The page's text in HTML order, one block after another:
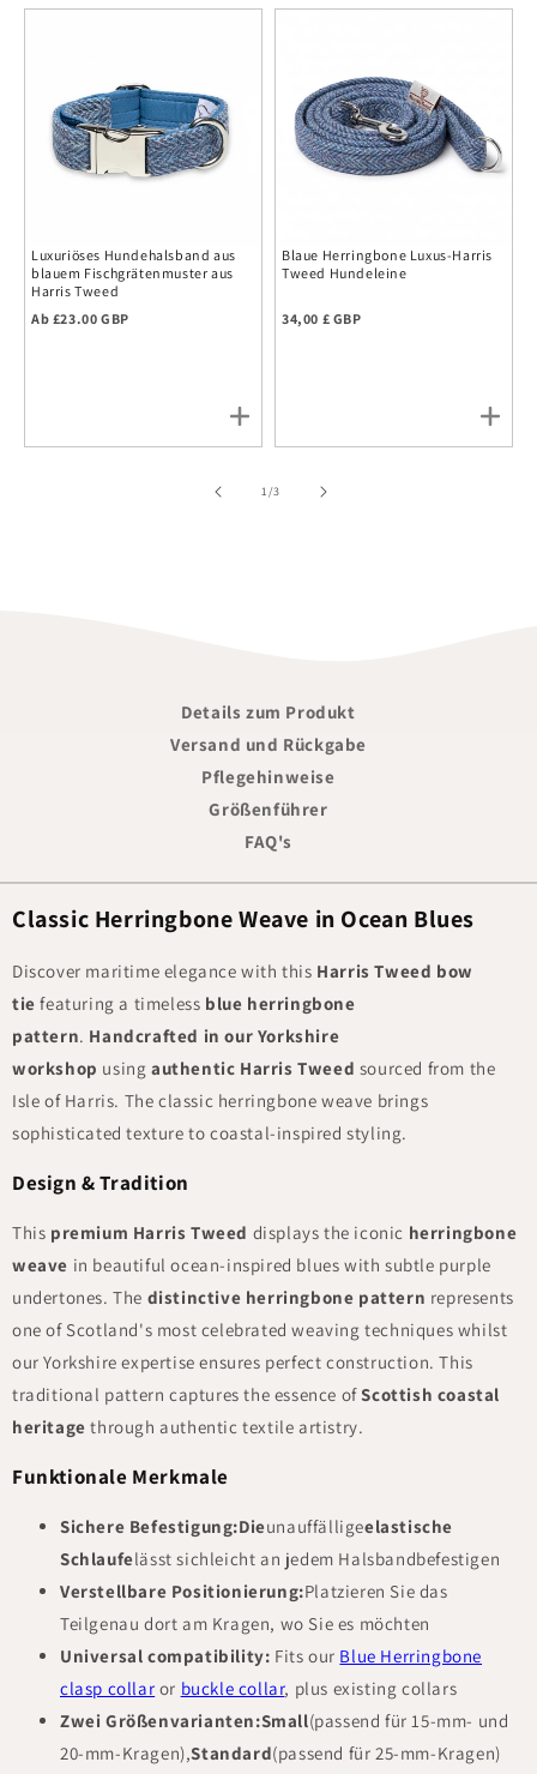
Luxuriöses Hundehalsband aus
blauem Fischgrätenmuster aus
Harris Tweed
Regulärer Preis
Ab £23.00 GBP
Blaue Herringbone Luxus-Harris
Tweed Hundeleine
Regulärer Preis
34,00 £ GBP
1/of
3
Details zum Produkt
Versand und Rückgabe
Pflegehinweise
Größenführer
FAQ's
Classic Herringbone Weave in Ocean Blues
Discover maritime elegance with this Harris Tweed bow
tie featuring a timeless blue herringbone
pattern. Handcrafted in our Yorkshire
workshop using authentic Harris Tweed sourced from the
Isle of Harris. The classic herringbone weave brings
sophisticated texture to coastal-inspired styling.
Design & Tradition
This premium Harris Tweed displays the iconic herringbone
weave in beautiful ocean-inspired blues with subtle purple
undertones. The distinctive herringbone pattern represents
one of Scotland's most celebrated weaving techniques whilst
our Yorkshire expertise ensures perfect construction. This
traditional pattern captures the essence ofScottish coastal
heritage through authentic textile artistry.
Funktionale Merkmale
Sichere Befestigung:Dieunauffälligeelastische
Schlaufelässt sichleicht an jedem Halsbandbefestigen
Verstellbare Positionierung:Platzieren Sie das
Teilgenau dort am Kragen, wo Sie es möchten
Universal compatibility: Fits our Blue Herringbone
clasp collar or buckle collar, plus existing collars
Zwei Größenvarianten:Small(passend für 15-mm- und
20-mm-Kragen),Standard(passend für 25-mm-Kragen)